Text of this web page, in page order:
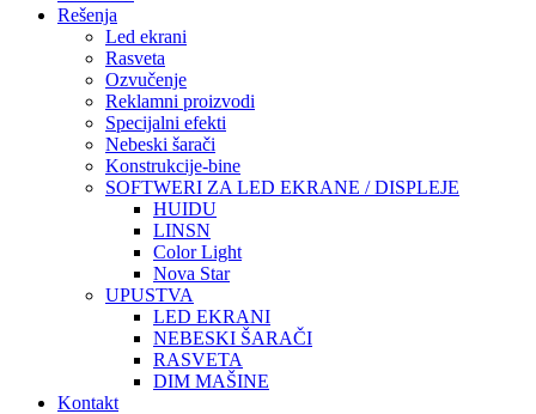
Rešenja
Led ekrani
Rasveta
Ozvučenje
Reklamni proizvodi
Specijalni efekti
Nebeski šarači
Konstrukcije-bine
SOFTWERI ZA LED EKRANE / DISPLEJE
HUIDU
LINSN
Color Light
Nova Star
UPUSTVA
LED EKRANI
NEBESKI ŠARAČI
RASVETA
DIM MAŠINE
Kontakt